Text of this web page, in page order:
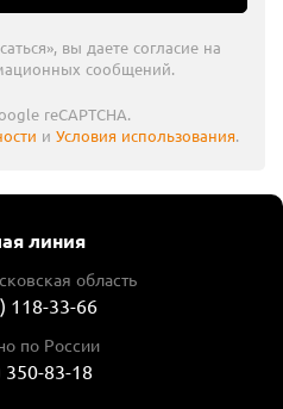
вы даете согласие на
сообщений.
reCAPTCHA.
и Условия использования.
линия
область
118-33-66
по России
350-83-18